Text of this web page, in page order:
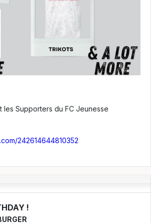
les Supporters du FC Jeunesse
242614644810352
!